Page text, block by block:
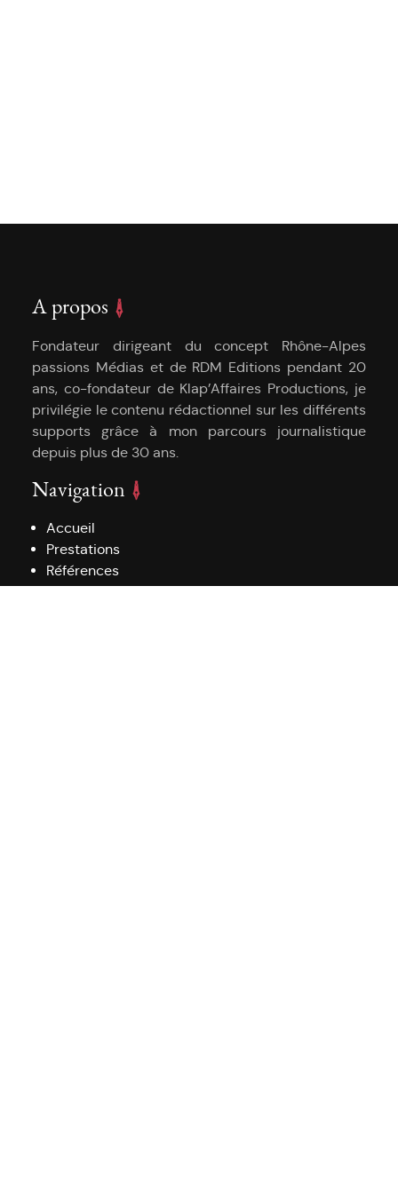
A propos
Fondateur dirigeant du concept Rhône-Alpes
passions Médias et de RDM Editions pendant 20
ans, co-fondateur de Klap’Affaires Productions, je
privilégie le contenu rédactionnel sur les différents
supports grâce à mon parcours journalistique
depuis plus de 30 ans.
Navigation
Accueil
Prestations
Références